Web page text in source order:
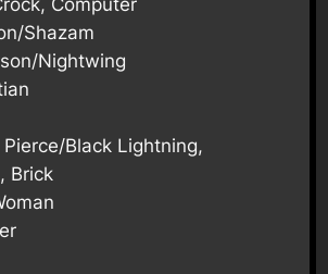
Shazam
Nightwing
Black Lightning,
Brick